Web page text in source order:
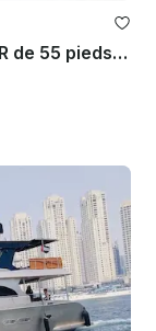
Location d'un nouveau yacht 2025 R de 55 pieds, meilleure offre dans la marina de Dubaï pour 15 personnes